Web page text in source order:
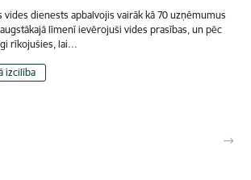
vides dienests apbalvojis vairāk kā 70 uzņēmumus
līmenī ievērojuši vides prasības, un pēc
rīkojušies, lai…
izcilība